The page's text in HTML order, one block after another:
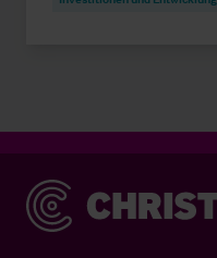
Christie & Co